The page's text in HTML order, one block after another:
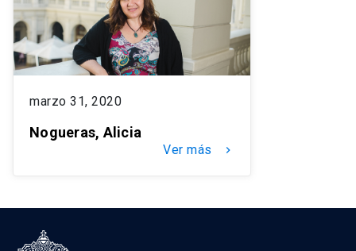
marzo 31, 2020
Nogueras, Alicia
Ver más keyboard_arrow_right